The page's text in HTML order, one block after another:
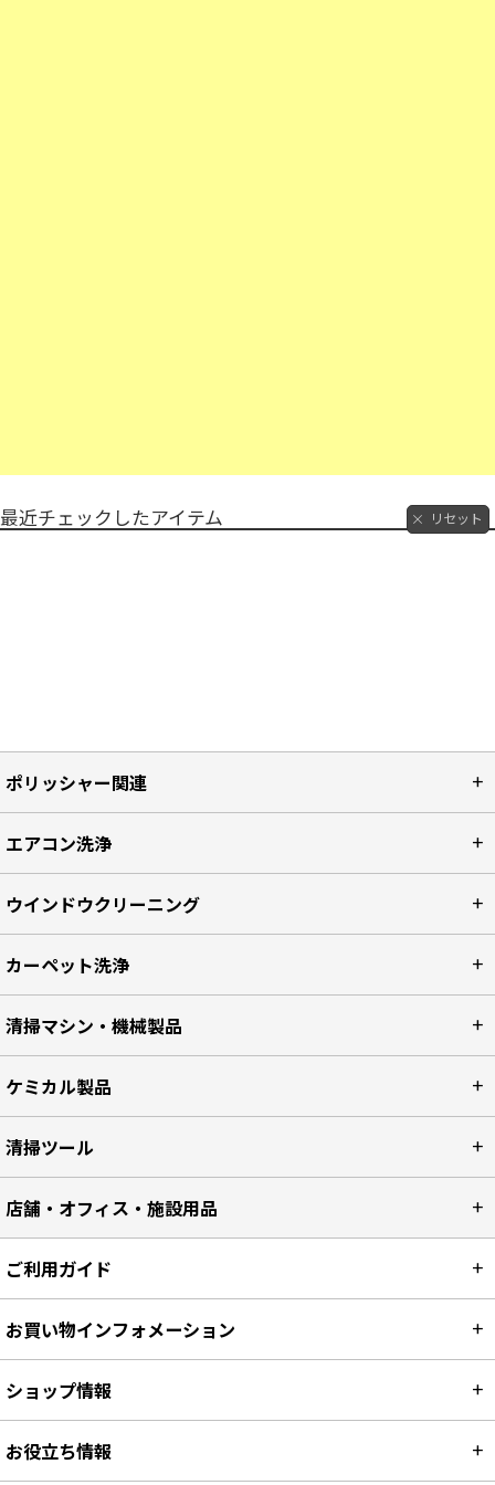
最近チェックしたアイテム リセット
ポリッシャー関連
エアコン洗浄
ウインドウクリーニング
カーペット洗浄
清掃マシン・機械製品
ケミカル製品
清掃ツール
店舗・オフィス・施設用品
ご利用ガイド
お買い物インフォメーション
ショップ情報
お役立ち情報